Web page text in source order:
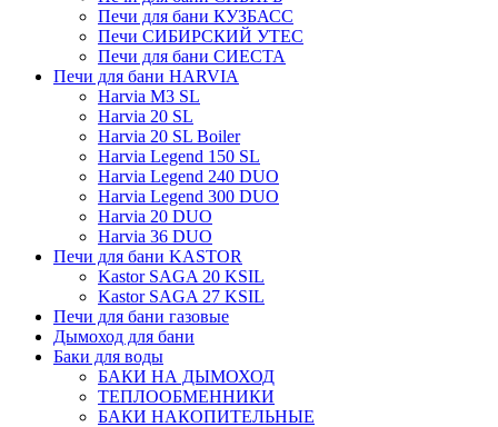
Печи для бани КУЗБАСС
Печи СИБИРСКИЙ УТЕС
Печи для бани СИЕСТА
Печи для бани HARVIA
Harvia M3 SL
Harvia 20 SL
Harvia 20 SL Boiler
Harvia Legend 150 SL
Harvia Legend 240 DUO
Harvia Legend 300 DUO
Harvia 20 DUO
Harvia 36 DUO
Печи для бани KASTOR
Kastor SAGA 20 KSIL
Kastor SAGA 27 KSIL
Печи для бани газовые
Дымоход для бани
Баки для воды
БАКИ НА ДЫМОХОД
ТЕПЛООБМЕННИКИ
БАКИ НАКОПИТЕЛЬНЫЕ